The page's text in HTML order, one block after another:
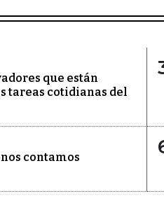
que están
tareas cotidianas del
contamos